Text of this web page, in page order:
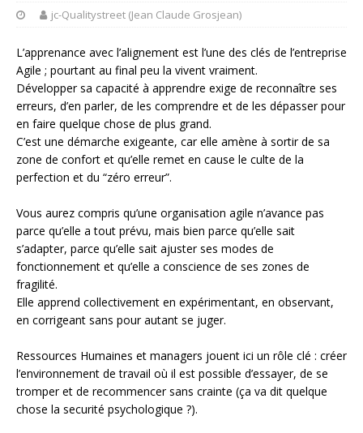
jc-Qualitystreet (Jean Claude Grosjean)
L’apprenance avec l’alignement est l’une des clés de l’entreprise
Agile ; pourtant au final peu la vivent vraiment.
Développer sa capacité à apprendre exige de reconnaître ses
erreurs, d’en parler, de les comprendre et de les dépasser pour
en faire quelque chose de plus grand.
C’est une démarche exigeante, car elle amène à sortir de sa
zone de confort et qu’elle remet en cause le culte de la
perfection et du “zéro erreur”.
Vous aurez compris qu’une organisation agile n’avance pas
parce qu’elle a tout prévu, mais bien parce qu’elle sait
s’adapter, parce qu’elle sait ajuster ses modes de
fonctionnement et qu’elle a conscience de ses zones de
fragilité.
Elle apprend collectivement en expérimentant, en observant,
en corrigeant sans pour autant se juger.
Ressources Humaines et managers jouent ici un rôle clé : créer
l’environnement de travail où il est possible d’essayer, de se
tromper et de recommencer sans crainte (ça va dit quelque
chose la securité psychologique ?).